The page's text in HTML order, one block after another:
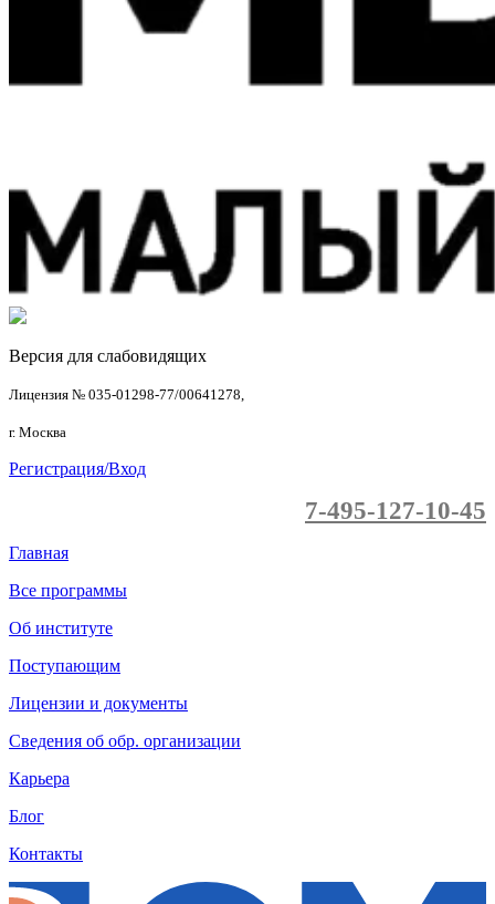
Версия для слабовидящих
Лицензия № 035-01298-77/00641278,
г. Москва
Регистрация/Вход
7-495-127-10-45
Главная
Все программы
Об институте
Поступающим
Лицензии и документы
Сведения об обр. организации
Карьера
Блог
Контакты